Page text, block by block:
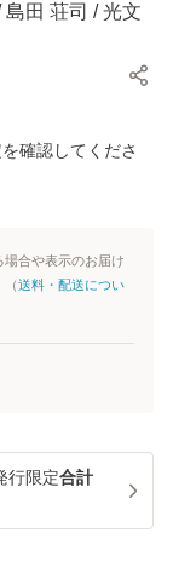
島田 荘司 / 光文
確認してくださ
合や表示のお届け
（送料・配送につい
行限定合計